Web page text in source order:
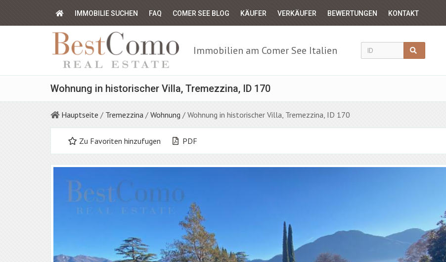
IMMOBILIE SUCHEN FAQ COMER SEE BLOG KÄUFER VERKÄUFER BEWERTUNGEN KONTAKT
Immobilien am Comer See Italien
Wohnung in historischer Villa, Tremezzina, ID 170
Hauptseite / Tremezzina / Wohnung / Wohnung in historischer Villa, Tremezzina, ID 170
Zu Favoriten hinzufugen PDF